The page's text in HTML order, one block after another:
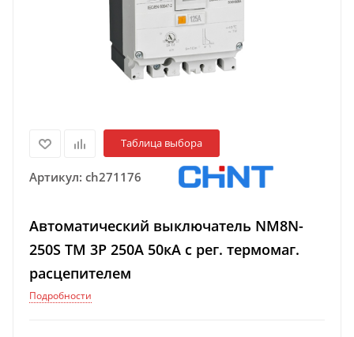
Таблица выбора
Артикул: ch271176
Автоматический выключатель NM8N-
250S TM 3P 250А 50кА с рег. термомаг.
расцепителем
Подробности